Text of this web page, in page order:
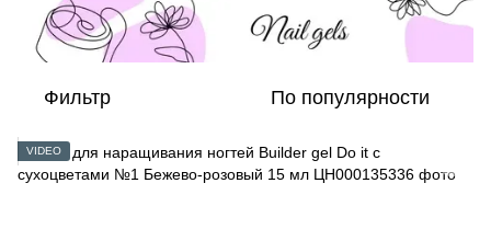
Фильтр По популярности
VIDEO